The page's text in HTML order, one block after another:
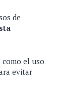
de
el uso
evitar